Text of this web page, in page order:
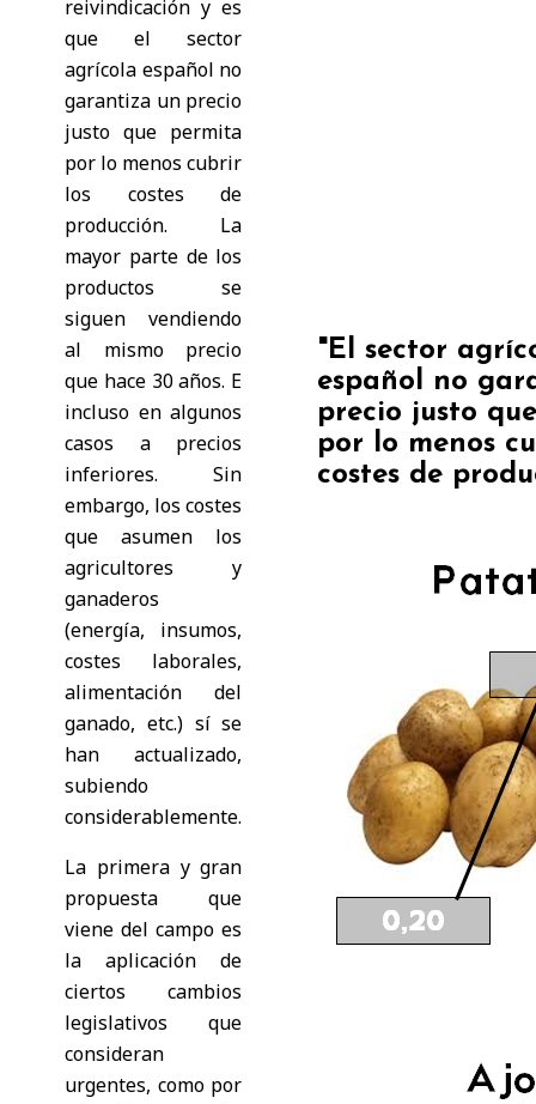
reivindicación y es
que el sector
agrícola español no
garantiza un precio
justo que permita
por lo menos cubrir
los costes de
producción. La
mayor parte de los
productos se
siguen vendiendo
al mismo precio
que hace 30 años. E
incluso en algunos
casos a precios
inferiores. Sin
embargo, los costes
que asumen los
agricultores y
ganaderos
(energía, insumos,
costes laborales,
alimentación del
ganado, etc.) sí se
han actualizado,
subiendo
considerablemente.
La primera y gran
propuesta que
viene del campo es
la aplicación de
ciertos cambios
legislativos que
consideran
urgentes, como por
"El sector
español no
precio justo
por lo menos
costes de